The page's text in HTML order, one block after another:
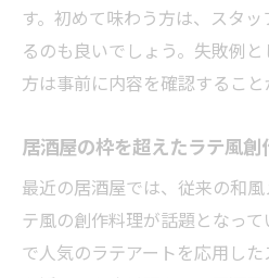
す。初めて味わう方は、スタ
るのも良いでしょう。失敗例
方は事前に内容を確認すること
居酒屋の枠を超えたラテ風
最近の居酒屋では、従来の和
テ風の創作料理が話題となっ
で人気のラテアートを応用し